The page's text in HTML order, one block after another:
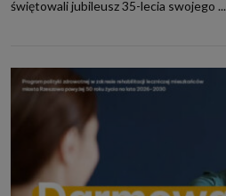
świętowali jubileusz 35-lecia swojego ...